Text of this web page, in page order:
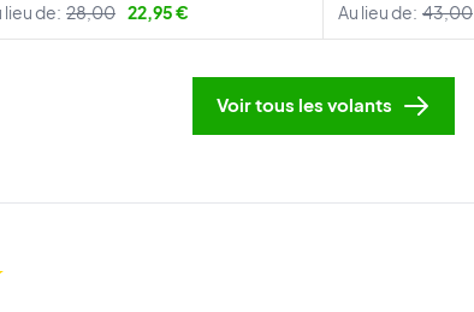
lieu de: 28,00 22,95 €
Au lieu de: 43,00
Voir tous les volants